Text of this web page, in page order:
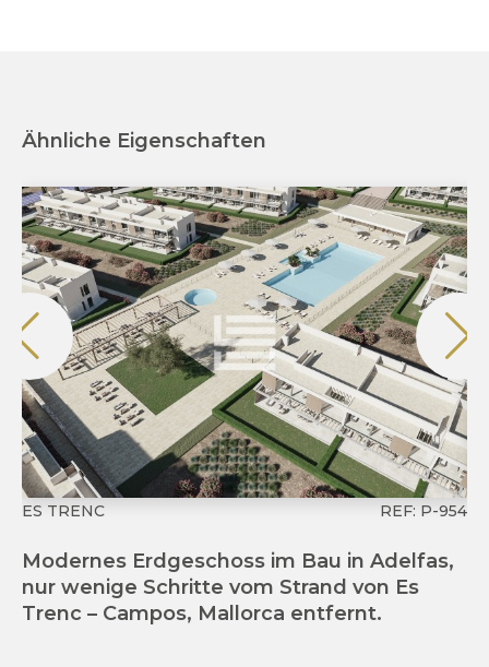
Ähnliche Eigenschaften
Modernes Erdgeschoss im Bau in Adelfas,
nur wenige Schritte vom Strand von Es
Trenc – Campos, Mallorca entfernt.
ES TRENC REF: P-954